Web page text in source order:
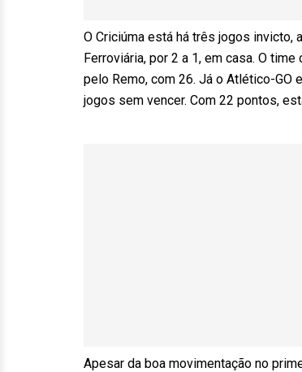
O Criciúma está há três jogos invicto,
Ferroviária, por 2 a 1, em casa. O
pelo Remo, com 26. Já o Atlético-GO
jogos sem vencer. Com 22 pontos,
Apesar da boa movimentação no